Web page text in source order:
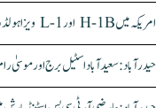
امریکہ میں H-1B اور L-1 ویزا ہولڈرز کے لیے بڑی راحت، اب ملک چھوڑے بغیر ویزا تجدید ممکن
حیدرآباد: سعیدآباد اسٹیل برج اور موسیٰ